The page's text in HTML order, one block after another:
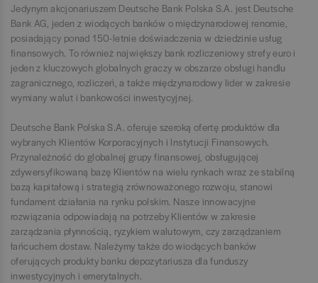
Jedynym akcjonariuszem Deutsche Bank Polska S.A. jest Deutsche
Bank AG, jeden z wiodących banków o międzynarodowej renomie,
posiadający ponad 150-letnie doświadczenia w dziedzinie usług
finansowych. To również największy bank rozliczeniowy strefy euro i
jeden z kluczowych globalnych graczy w obszarze obsługi handlu
zagranicznego, rozliczeń, a także międzynarodowy lider w zakresie
wymiany walut i bankowości inwestycyjnej.
Deutsche Bank Polska S.A. oferuje szeroką ofertę produktów dla
wybranych Klientów Korporacyjnych i Instytucji Finansowych.
Przynależność do globalnej grupy finansowej, obsługującej
zdywersyfikowaną bazę Klientów na wielu rynkach wraz ze stabilną
bazą kapitałową i strategią zrównoważonego rozwoju, stanowi
fundament działania na rynku polskim. Nasze innowacyjne
rozwiązania odpowiadają na potrzeby Klientów w zakresie
zarządzania płynnością, ryzykiem walutowym, czy zarządzaniem
łańcuchem dostaw. Należymy także do wiodących banków
oferujących produkty banku depozytariusza dla funduszy
inwestycyjnych i emerytalnych.